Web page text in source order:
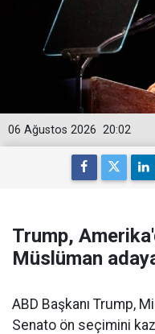
20:02
06 Ağustos 2026
Trump,
Müslüman
ABD Başkanı Trump,
Senato ön seçimini